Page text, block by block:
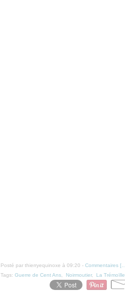
Posté par thierryequinoxe à 09:20 - Commentaires [
Tags: Guerre de Cent Ans Noirmoutier, La Trémoïlle